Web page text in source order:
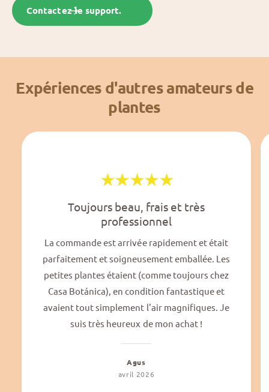
Contactez le support.
Expériences d'autres amateurs de
plantes
Toujours beau, frais et très
professionnel
La commande est arrivée rapidement et était
parfaitement et soigneusement emballée. Les
petites plantes étaient (comme toujours chez
Casa Botánica), en condition fantastique et
avaient tout simplement l'air magnifiques. Je
suis très heureux de mon achat !
Agus
avril 2026